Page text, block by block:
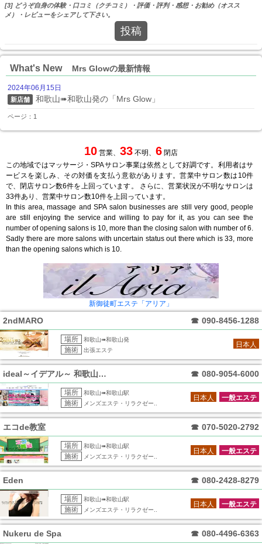
[3] どうぞ自身の体験・口コミ（クチコミ）・評価・評判・感想・お勧め（オスス
メ）・レビューをシェアして下さい。
投稿
What's New Mrs Glowの最新情報
2024年06月15日
新店舗 和歌山➠和歌山発の「Mrs Glow」
ページ：1
10 営業、 33 不明、 6 閉店
この地域ではマッサージ・SPAサロン事業は依然として好調です。利用者はサ
ービスを楽しみ、その対価を支払う意欲があります。営業中サロン数は10件
で、閉店サロン数6件を上回っています。 さらに、営業状況が不明なサロンは
33件あり、営業中サロン数10件を上回っています。
In this area, massage and SPA salon businesses are still very good, people
are still enjoying the service and willing to pay for it, as you can see the
number of opening salons is 10, more than the closing salon with number of 6.
Sadly there are more salons with uncertain status out there which is 33, more
than the opening salons which is 10.
新御徒町エステ「アリア」
2ndMARO ☎ 090-8456-1288
場所 和歌山➠和歌山発
施術 出張エステ
日本人
ideal～イデアル～ 和歌山ルーム ☎ 080-9054-6000
場所 和歌山➠和歌山駅
施術 メンズエステ・リラクゼー..
一般エステ
日本人
エコde教室 ☎ 070-5020-2792
場所 和歌山➠和歌山駅
施術 メンズエステ・リラクゼー..
一般エステ
日本人
Eden ☎ 080-2428-8279
場所 和歌山➠和歌山駅
施術 メンズエステ・リラクゼー..
一般エステ
日本人
Nukeru de Spa ☎ 080-4496-6363